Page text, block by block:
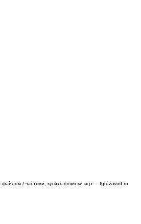
/ частями, купить новинки игр — Igrozavod.ru